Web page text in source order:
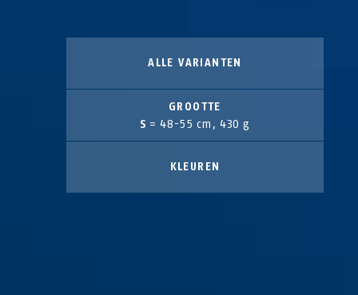
ALLE VARIANTEN
GROOTTE
S = 48-55 cm, 430 g
KLEUREN